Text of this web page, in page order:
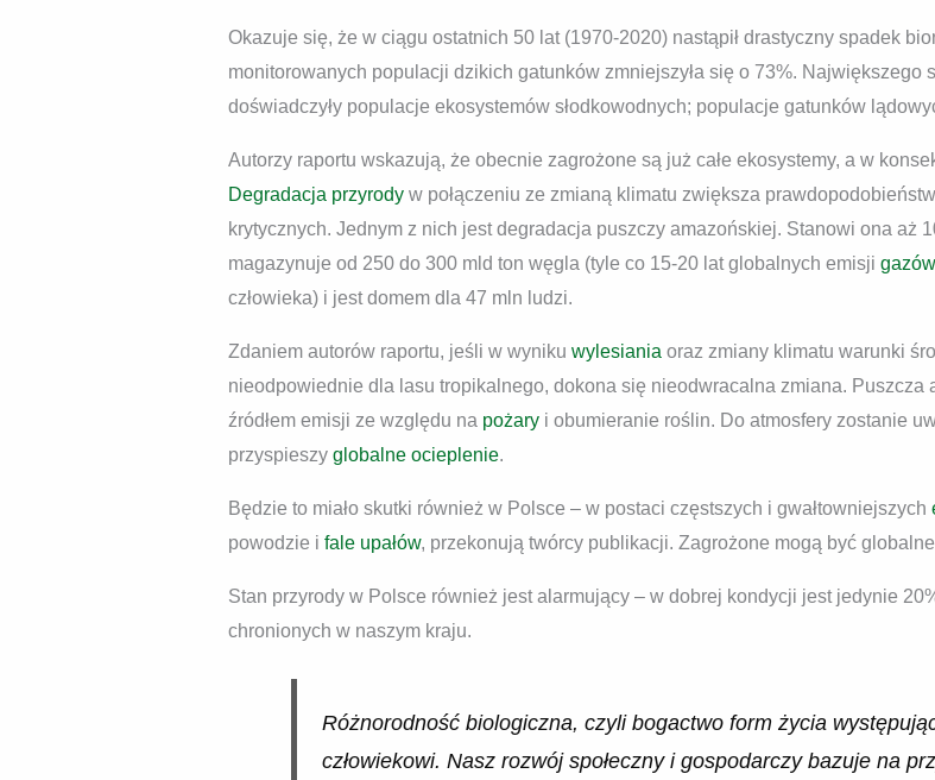
Okazuje się, że w ciągu ostatnich 50 lat (1970-2020) nastąpił drastyczny spadek
monitorowanych populacji dzikich gatunków zmniejszyła się o 73%. Największego
doświadczyły populacje ekosystemów słodkowodnych; populacje gatunków
Autorzy raportu wskazują, że obecnie zagrożone są już całe ekosystemy, a w
Degradacja przyrody w połączeniu ze zmianą klimatu zwiększa
krytycznych. Jednym z nich jest degradacja puszczy amazońskiej. Stanowi ona aż
magazynuje od 250 do 300 mld ton węgla (tyle co 15-20 lat globalnych emisji
człowieka) i jest domem dla 47 mln ludzi.
Zdaniem autorów raportu, jeśli w wyniku wylesiania oraz zmiany klimatu warunki
nieodpowiednie dla lasu tropikalnego, dokona się nieodwracalna zmiana. Puszcza
źródłem emisji ze względu na pożary i obumieranie roślin. Do atmosfery zostanie
przyspieszy globalne ocieplenie.
Będzie to miało skutki również w Polsce – w postaci częstszych i gwałtowniejszych
powodzie i fale upałów, przekonują twórcy publikacji. Zagrożone mogą być
Stan przyrody w Polsce również jest alarmujący – w dobrej kondycji jest jedynie
chronionych w naszym kraju.
Różnorodność biologiczna, czyli bogactwo form życia
człowiekowi. Nasz rozwój społeczny i gospodarczy bazuje na